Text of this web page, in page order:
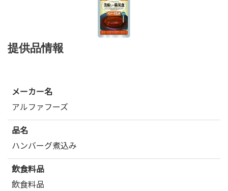
提供品情報
メーカー名
アルファフーズ
品名
ハンバーグ煮込み
飲食料品
飲食料品